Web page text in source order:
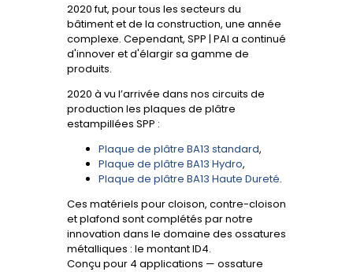
2020 fut, pour tous les secteurs du
bâtiment et de la construction, une année
complexe. Cependant, SPP | PAI a continué
d'innover et d'élargir sa gamme de
produits.
2020 à vu l’arrivée dans nos circuits de
production les plaques de plâtre
estampillées SPP :
Plaque de plâtre BA13 standard,
Plaque de plâtre BA13 Hydro,
Plaque de plâtre BA13 Haute Dureté.
Ces matériels pour cloison, contre-cloison
et plafond sont complétés par notre
innovation dans le domaine des ossatures
métalliques : le montant ID4.
Conçu pour 4 applications — ossature